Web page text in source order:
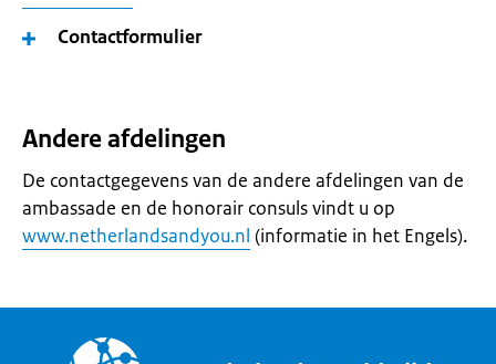
Contactformulier
Andere afdelingen
De contactgegevens van de andere afdelingen van de
ambassade en de honorair consuls vindt u op
www.netherlandsandyou.nl (informatie in het Engels).